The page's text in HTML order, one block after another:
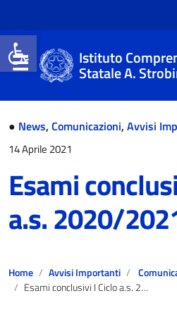
Open toolbar
Istituto
Statale A.
● News, Comunicazioni, Avvisi
14 Aprile 2021
Esami
a.s. 2020/
Home Avvisi Importanti
Esami conclusivi I Ciclo a.s. 2020/2021